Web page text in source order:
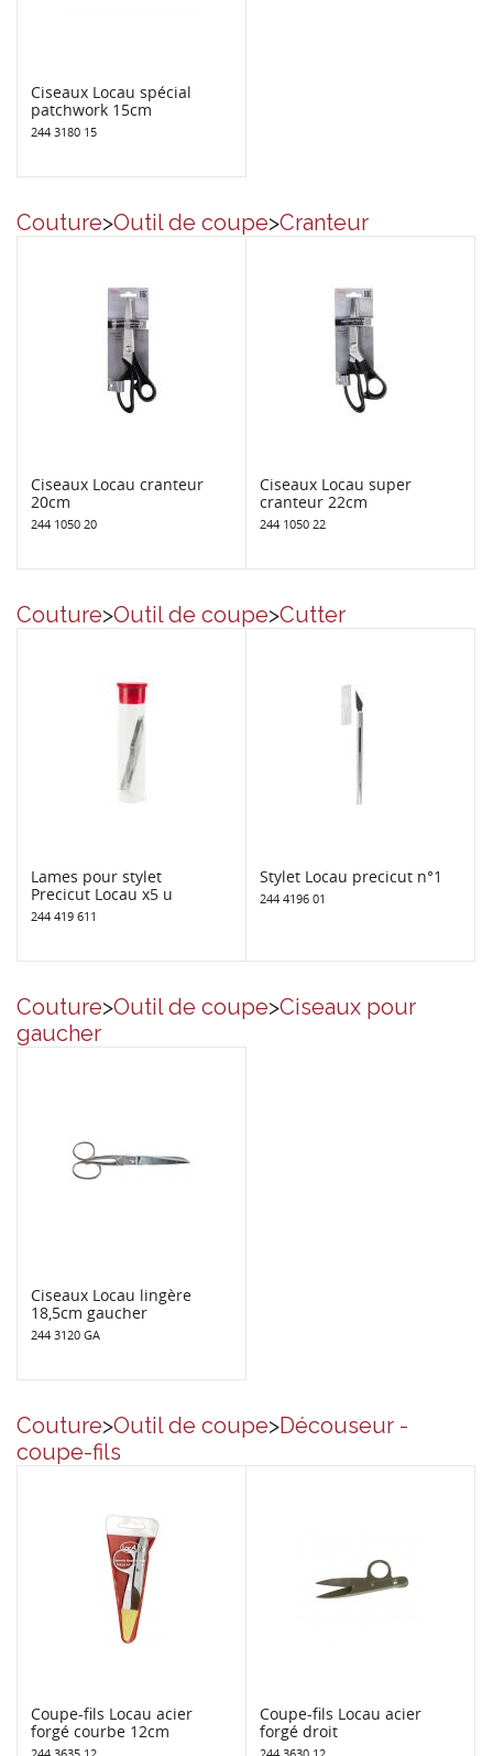
Ciseaux Locau spécial
patchwork 15cm
244 3180 15
Couture>Outil de coupe>Cranteur
Ciseaux Locau cranteur
20cm
244 1050 20
Ciseaux Locau super
cranteur 22cm
244 1050 22
Couture>Outil de coupe>Cutter
Lames pour stylet
Precicut Locau x5 u
244 419 611
Stylet Locau precicut n°1
244 4196 01
Couture>Outil de coupe>Ciseaux pour
gaucher
Ciseaux Locau lingère
18,5cm gaucher
244 3120 GA
Couture>Outil de coupe>Découseur -
coupe-fils
Coupe-fils Locau acier
forgé courbe 12cm
Coupe-fils Locau acier
forgé droit